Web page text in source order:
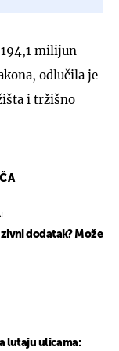
milijun
odlučila je
i tržišno
dodatak? Može
lutaju ulicama: